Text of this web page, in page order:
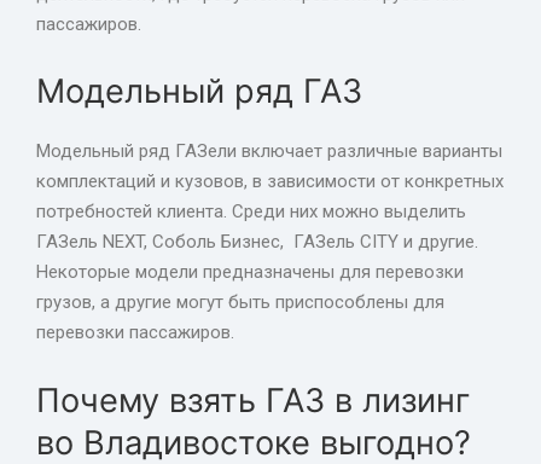
пассажиров.
Модельный ряд ГАЗ
Модельный ряд ГАЗели включает различные варианты
комплектаций и кузовов, в зависимости от конкретных
потребностей клиента. Среди них можно выделить
ГАЗель NEXT, Соболь Бизнес, ГАЗель CITY и другие.
Некоторые модели предназначены для перевозки
грузов, а другие могут быть приспособлены для
перевозки пассажиров.
Почему взять ГАЗ в лизинг
во Владивостоке выгодно?